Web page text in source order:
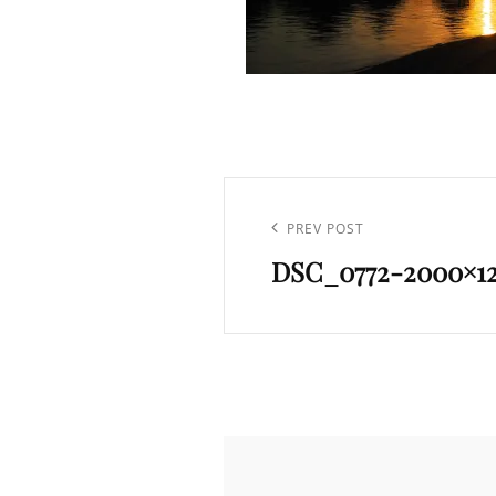
l’article
Previous
Post
PREV POST
DSC_0772-